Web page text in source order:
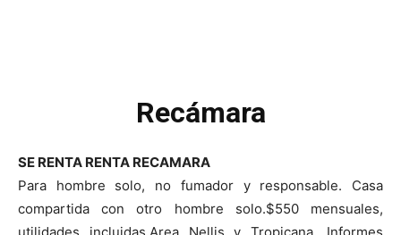
Recámara
SE RENTA RENTA RECAMARA
Para hombre solo, no fumador y responsable. Casa
compartida con otro hombre solo.$550 mensuales,